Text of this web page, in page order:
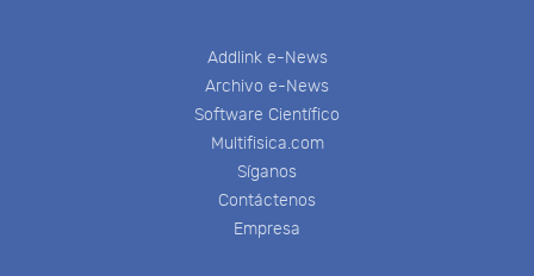
Addlink e-News
Archivo e-News
Software Científico
Multifisica.com
Síganos
Contáctenos
Empresa